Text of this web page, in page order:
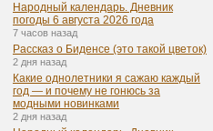
Народный календарь. Дневник
погоды 6 августа 2026 года
7 часов назад
Рассказ о Биденсе (это такой цветок)
2 дня назад
Какие однолетники я сажаю каждый
год — и почему не гонюсь за
модными новинками
2 дня назад